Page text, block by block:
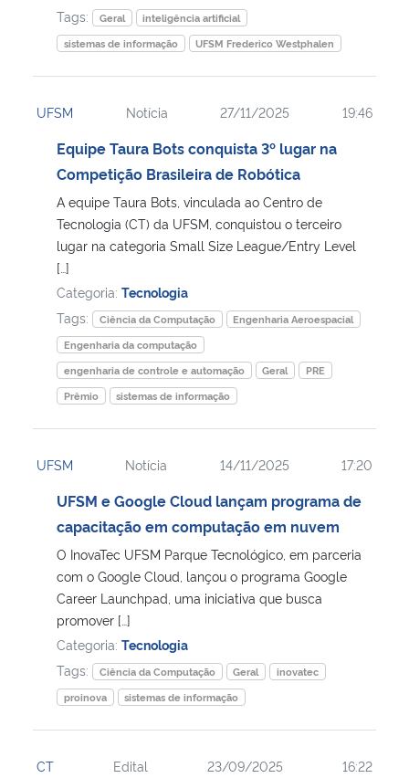
Tags: Geral
inteligência artificial
sistemas de informação
UFSM Frederico Westphalen
UFSM Notícia 27/11/2025 19:46
Equipe Taura Bots conquista 3º lugar na
Competição Brasileira de Robótica
A equipe Taura Bots, vinculada ao Centro de
Tecnologia (CT) da UFSM, conquistou o terceiro
lugar na categoria Small Size League/Entry Level
[…]
Categoria: Tecnologia
Tags:
Ciência da Computação
Engenharia Aeroespacial
Engenharia da computação
engenharia de controle e automação
Geral
PRE
Prêmio
sistemas de informação
UFSM Notícia 14/11/2025 17:20
UFSM e Google Cloud lançam programa de
capacitação em computação em nuvem
O InovaTec UFSM Parque Tecnológico, em parceria
com o Google Cloud, lançou o programa Google
Career Launchpad, uma iniciativa que busca
promover […]
Categoria: Tecnologia
Tags:
Ciência da Computação Geral
inovatec
proinova
sistemas de informação
CT Edital 23/09/2025 16:22